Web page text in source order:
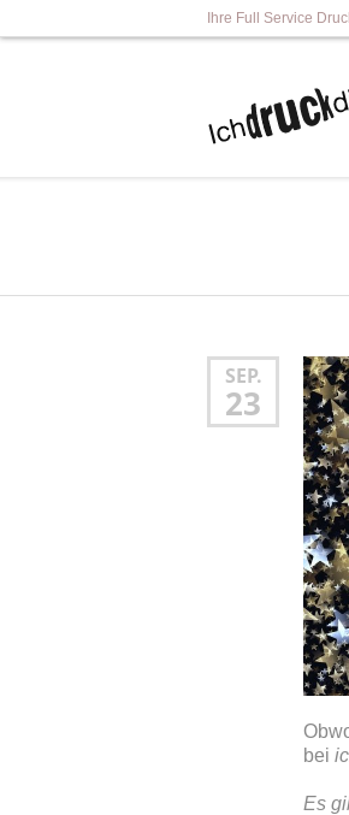
Ihre Full Service
SEP.
23
bei
Es